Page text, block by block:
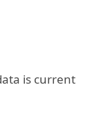
is current